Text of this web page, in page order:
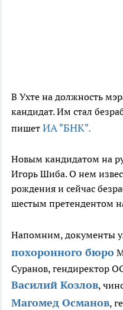
В Ухте на должность
кандидат. Им стал
пишет ИА "БНК".
Новым кандидатом на
Игорь Шиба. О нем
рождения и сейчас
шестым претендентом
Напомним, документы
похоронного бюро
Суранов, гендиректор
Василий Козлов,
Магомед Османов,